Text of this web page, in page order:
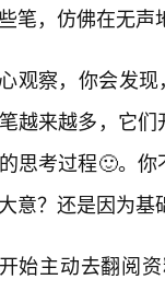
笔，仿佛在无声
观察，你会发
越来越多，它
思考过程🙂。
意？还是因为基
始主动去翻阅